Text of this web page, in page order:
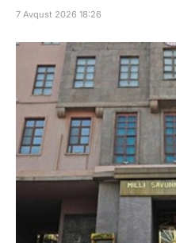
7 Avqust 2026 18:26